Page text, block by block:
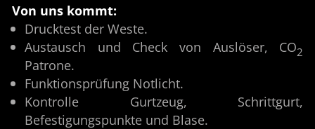
Von uns kommt:
Drucktest der Weste.
Austausch und Check von Auslöser, CO2
Patrone.
Funktionsprüfung Notlicht.
Kontrolle Gurtzeug, Schrittgurt,
Befestigungspunkte und Blase.